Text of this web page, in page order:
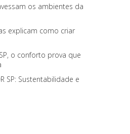
os ambientes da
explicam como criar
o conforto prova que
SP: Sustentabilidade e